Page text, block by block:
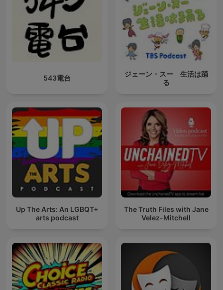
543電台
ジェーン・スー 生活は踊
る
Up The Arts: An LGBQT+
arts podcast
The Truth Files with Jane
Velez-Mitchell